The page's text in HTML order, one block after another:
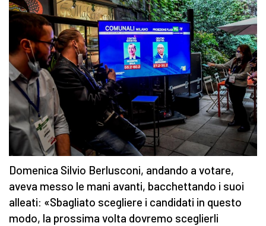
Domenica Silvio Berlusconi, andando a votare,
aveva messo le mani avanti, bacchettando i suoi
alleati: «Sbagliato scegliere i candidati in questo
modo, la prossima volta dovremo sceglierli